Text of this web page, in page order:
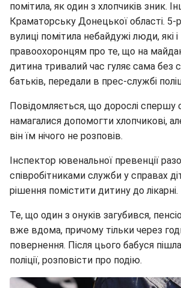
помітила, як один з хлопчиків зник.
Краматорську Донецької області. 5-
вулиці помітила небайдужі люди, які
правоохоронцям про те, що на
дитина тривалий час гуляє сама без
батьків, передали в прес-службі
Повідомляється, що дорослі спершу
намагалися допомогти хлопчикові,
він їм нічого не розповів.
Інспектор ювенальної превенції
співробітниками служби у справах
рішення помістити дитину до лікарні.
Те, що один з онуків загубився,
вже вдома, причому тільки через
повернення. Після цього бабуся
поліції, розповісти про подію.